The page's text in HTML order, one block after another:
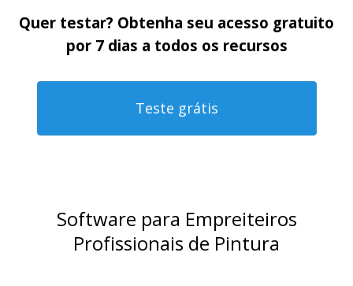
Quer testar? Obtenha seu acesso gratuito
por 7 dias a todos os recursos
Teste grátis
Software para Empreiteiros
Profissionais de Pintura